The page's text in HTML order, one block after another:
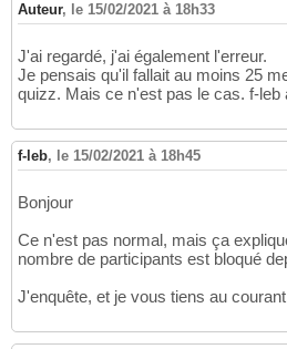
Auteur, le 15/02/2021 à 18h33
J'ai regardé, j'ai également l'erreur.
Je pensais qu'il fallait au moins 25
quizz. Mais ce n'est pas le cas. f-leb
f-leb, le 15/02/2021 à 18h45
Bonjour
Ce n'est pas normal, mais ça
nombre de participants est bloqué
J'enquête, et je vous tiens au